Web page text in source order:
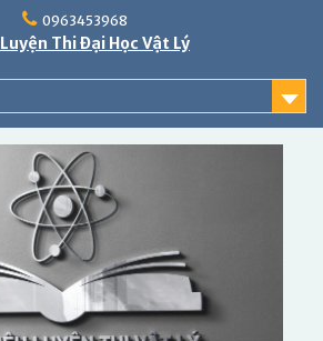
0963453968
Luyện Thi Đại Học Vật Lý